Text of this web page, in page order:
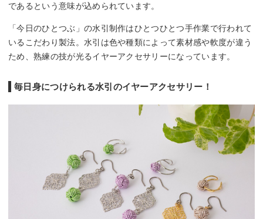
であるという意味が込められています。
「今日のひとつぶ」の水引制作はひとつひとつ手作業で行われて
いるこだわり製法。水引は色や種類によって素材感や軟度が違う
ため、熟練の技が光るイヤーアクセサリーになっています。
毎日身につけられる水引のイヤーアクセサリー！